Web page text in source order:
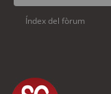
Índex del fòrum